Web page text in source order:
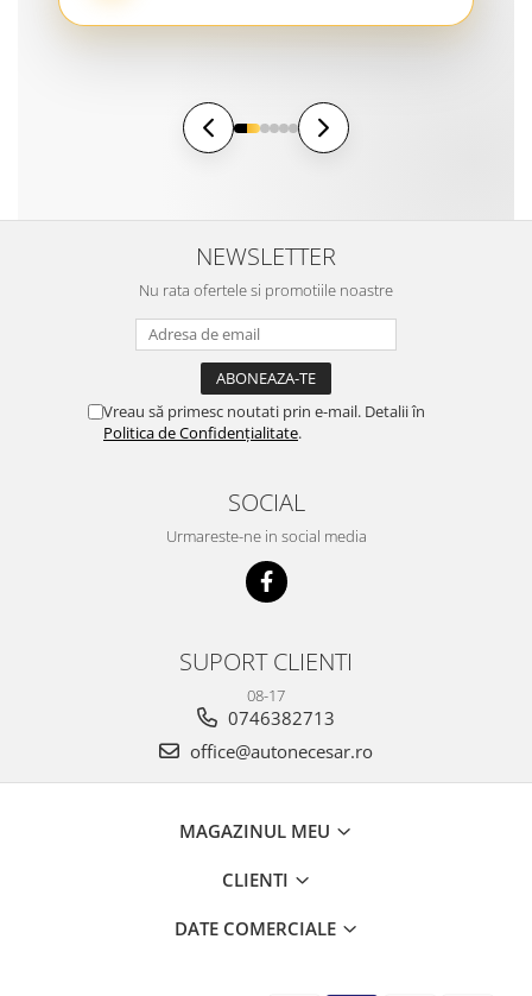
NEWSLETTER
Nu rata ofertele si promotiile noastre
Vreau să primesc noutati prin e-mail. Detalii în
Politica de Confidențialitate.
SOCIAL
Urmareste-ne in social media
SUPORT CLIENTI
08-17
0746382713
office@autonecesar.ro
MAGAZINUL MEU
CLIENTI
DATE COMERCIALE